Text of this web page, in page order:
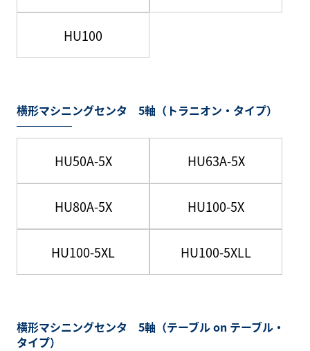
HU100
横形マシニングセンタ 5軸（トラニオン・タイプ）
HU50A-5X HU63A-5X
HU80A-5X HU100-5X
HU100-5XL HU100-5XLL
横形マシニングセンタ 5軸（テーブル on テーブル・
タイプ）